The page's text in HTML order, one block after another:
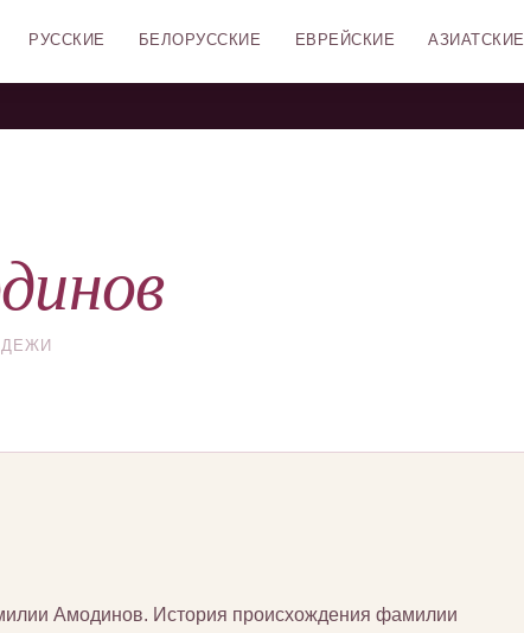
РУССКИЕ БЕЛОРУССКИЕ ЕВРЕЙСКИЕ АЗИАТСКИЕ
Амодинов. История происхождения фамилии